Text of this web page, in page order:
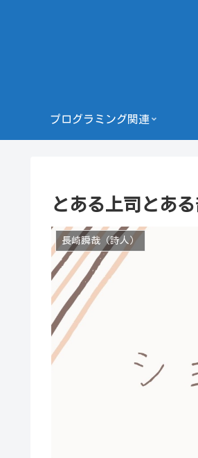
プログラミング関連
とある上司とあ
長崎瞬哉（詩人）